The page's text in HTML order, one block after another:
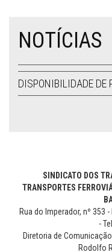
NOTÍCIAS
DISPONIBILIDADE DE
SINDICATO DOS
TRANSPORTES
Rua do Imperador, nº 353
-
Diretoria de
Rodolfo